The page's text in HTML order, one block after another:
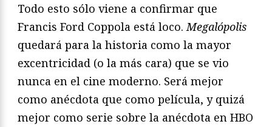
Todo esto sólo viene a confirmar que
Francis Ford Coppola está loco. Megalópolis
quedará para la historia como la mayor
excentricidad (o la más cara) que se vio
nunca en el cine moderno. Será mejor
como anécdota que como película, y quizá
mejor como serie sobre la anécdota en HBO